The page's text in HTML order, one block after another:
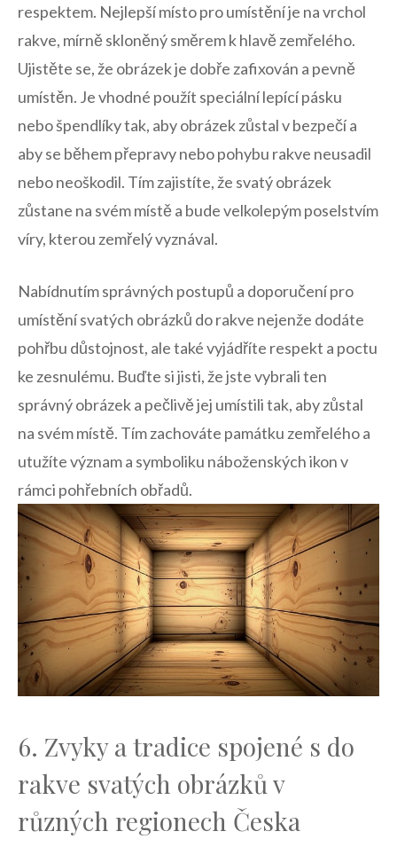
respektem. Nejlepší místo pro ⁣umístění je na vrchol
⁣rakve, mírně skloněný směrem k hlavě zemřelého.
Ujistěte ⁣se, že obrázek je dobře zafixován a pevně
⁣umístěn. Je vhodné použít speciální lepící‌ pásku
nebo​ špendlíky tak, aby ‌obrázek zůstal v ⁢bezpečí a
aby se během⁤ přepravy nebo pohybu rakve‍ neusadil
nebo ⁣neoškodil. Tím zajistíte, že svatý obrázek ​
zůstane⁤ na svém místě a bude velkolepým poselstvím
víry,‌ kterou zemřelý vyznával.
Nabídnutím‍ správných postupů ‍a doporučení pro
umístění ‍svatých ​obrázků do rakve nejenže dodáte
pohřbu důstojnost, ale také vyjádříte respekt a poctu
ke zesnulému. Buďte​ si jisti, že jste vybrali ten
‍správný obrázek a pečlivě jej umístili ⁢tak, aby zůstal
na svém místě. Tím ⁤zachováte památku zemřelého a
utužíte význam a symboliku náboženských ikon v
⁣rámci‍ pohřebních obřadů.
6. Zvyky⁤ a tradice spojené s ⁢do
rakve svatých obrázků ​v ​
různých regionech Česka